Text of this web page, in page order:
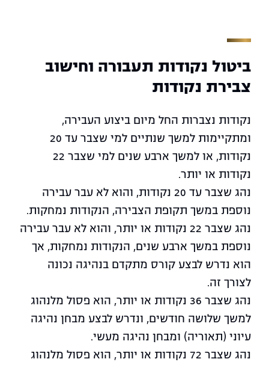
ביטול נקודות תעבורה וחישוב
צבירת נקודות
נקודות נצברות החל מיום ביצוע העבירה,
ומתקיימות למשך שנתיים למי שצבר עד 20
נקודות, או למשך ארבע שנים למי שצבר 22
נקודות או יותר.
נהג שצבר עד 20 נקודות, והוא לא עבר עבירה
נוספת במשך תקופת הצבירה, הנקודות נמחקות.
נהג שצבר 22 נקודות או יותר, והוא לא עבר עבירה
נוספת במשך ארבע שנים, הנקודות נמחקות, אך
הוא נדרש לבצע קורס מתקדם בנהיגה נכונה
לצורך זה.
נהג שצבר 36 נקודות או יותר, הוא פסול מלנהוג
למשך שלושה חודשים, ונדרש לבצע מבחן נהיגה
עיוני (תאוריה) ומבחן נהיגה מעשי.
נהג שצבר 72 נקודות או יותר, הוא פסול מלנהוג